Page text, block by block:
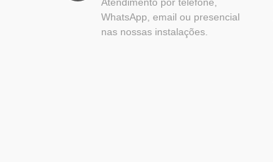
WhatsApp, email ou presencial
nas nossas instalações.